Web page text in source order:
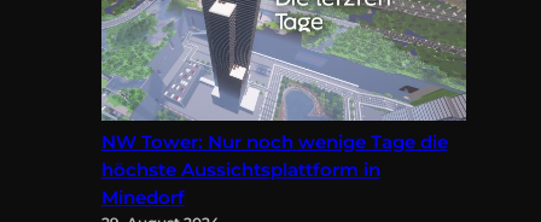
NW Tower: Nur noch wenige Tage die
höchste Aussichtsplattform in
Minedorf